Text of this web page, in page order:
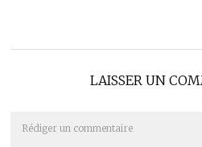
LAISSER UN